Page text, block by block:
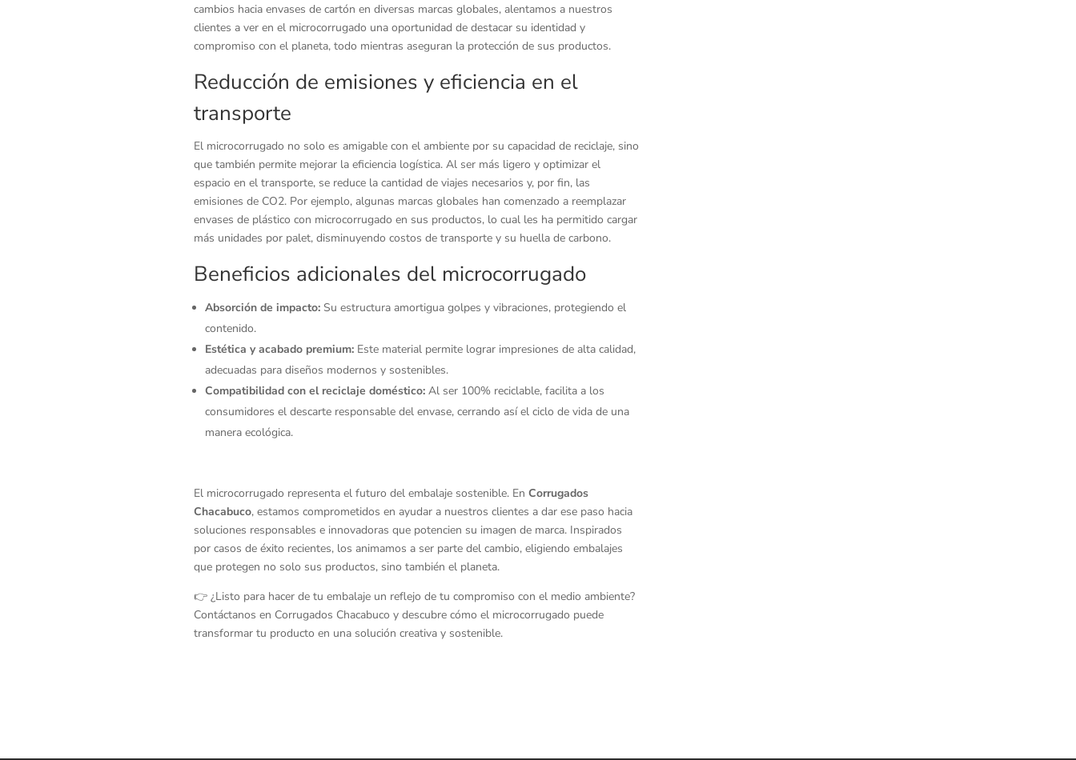
cambios hacia envases de cartón en diversas marcas globales, alentamos a nuestros
clientes a ver en el microcorrugado una oportunidad de destacar su identidad y
compromiso con el planeta, todo mientras aseguran la protección de sus productos.
Reducción de emisiones y eficiencia en el
transporte
El microcorrugado no solo es amigable con el ambiente por su capacidad de reciclaje, sino
que también permite mejorar la eficiencia logística. Al ser más ligero y optimizar el
espacio en el transporte, se reduce la cantidad de viajes necesarios y, por fin, las
emisiones de CO2. Por ejemplo, algunas marcas globales han comenzado a reemplazar
envases de plástico con microcorrugado en sus productos, lo cual les ha permitido cargar
más unidades por palet, disminuyendo costos de transporte y su huella de carbono.
Beneficios adicionales del microcorrugado
Absorción de impacto:Su estructura amortigua golpes y vibraciones, protegiendo el
contenido.
Estética y acabado premium:Este material permite lograr impresiones de alta calidad,
adecuadas para diseños modernos y sostenibles.
Compatibilidad con el reciclaje doméstico:Al ser 100% reciclable, facilita a los
consumidores el descarte responsable del envase, cerrando así el ciclo de vida de una
manera ecológica.
El microcorrugado representa el futuro del embalaje sostenible. En Corrugados
Chacabuco, estamos comprometidos en ayudar a nuestros clientes a dar ese paso hacia
soluciones responsables e innovadoras que potencien su imagen de marca. Inspirados
por casos de éxito recientes, los animamos a ser parte del cambio, eligiendo embalajes
que protegen no solo sus productos, sino también el planeta.
👉 ¿Listo para hacer de tu embalaje un reflejo de tu compromiso con el medio ambiente?
Contáctanos en Corrugados Chacabuco y descubre cómo el microcorrugado puede
transformar tu producto en una solución creativa y sostenible.